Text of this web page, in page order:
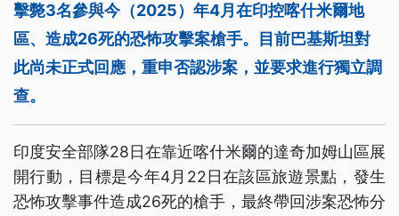
擊斃3名參與今（2025）年4月在印控喀什米爾地
區、造成26死的恐怖攻擊案槍手。目前巴基斯坦對
此尚未正式回應，重申否認涉案，並要求進行獨立調
查。
印度安全部隊28日在靠近喀什米爾的達奇加姆山區展
開行動，目標是今年4月22日在該區旅遊景點，發生
恐怖攻擊事件造成26死的槍手，最終帶回涉案恐怖分